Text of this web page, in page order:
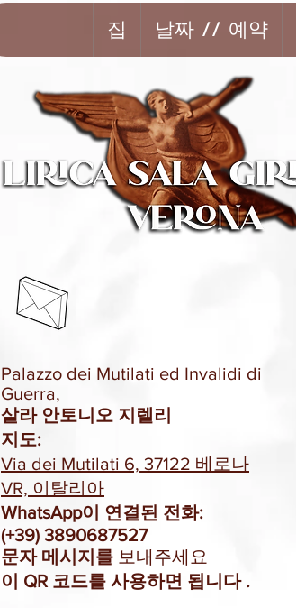
집 날짜 // 예약
Palazzo dei Mutilati ed Invalidi di
Guerra,
살라 안토니오 지렐리
지도:
Via dei Mutilati 6, 37122 베로나
VR, 이탈리아
WhatsApp이 연결된 전화:
(+39) 3890687527
문자 메시지를 보내주세요
이 QR 코드를 사용하면 됩니다 .